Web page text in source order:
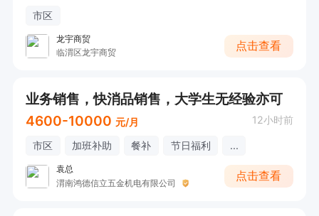
市区
龙宇商贸
临渭区龙宇商贸
点击查看
业务销售，快消品销售，大学生无经验亦可
4600-10000 元/月 12小时前
市区 加班补助 餐补 节日福利 ...
袁总
渭南鸿德信立五金机电有限公司
点击查看